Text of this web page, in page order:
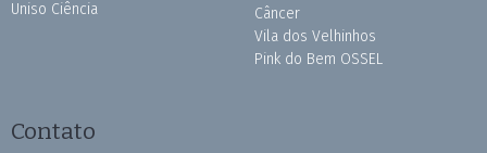
Uniso Ciência
Câncer
Vila dos Velhinhos
Pink do Bem OSSEL
Contato